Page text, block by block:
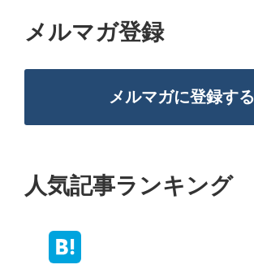
メルマガ登録
メルマガに登録する
人気記事ランキング